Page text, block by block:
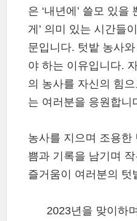
은 ‘내년에’ 쓸모 있을
게’ 의미 있는 시간들
문입니다. 텃밭 농사
야 하는 이유입니다.
의 농사를 자신의 힘
는 여러분을 응원합니
농사를 지으며 조용한
쁨과 기록을 남기며
즐거움이 여러분의 텃
2023년을 맞이하